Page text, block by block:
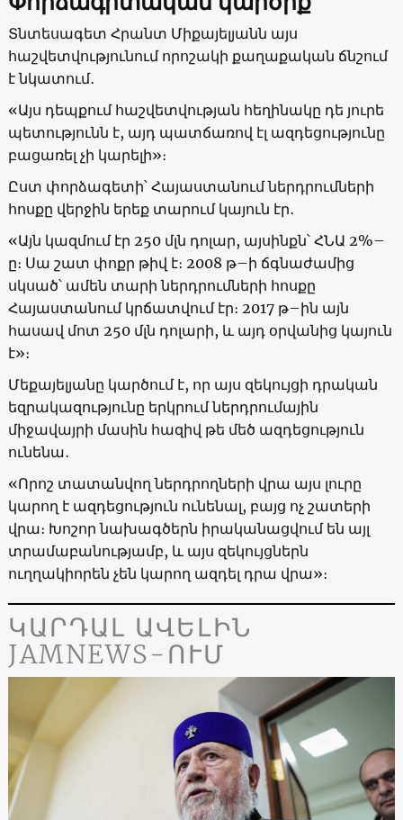
Տնտեսագետ Հրանտ Միքայելյանն այս
հաշվետվությունում որոշակի քաղաքական ճնշում
է նկատում․
«Այս դեպքում հաշվետվության հեղինակը դե յուրե
պետությունն է, այդ պատճառով էլ ազդեցությունը
բացառել չի կարելի»։
Ըստ փորձագետի՝ Հայաստանում ներդրումների
հոսքը վերջին երեք տարում կայուն էր․
«Այն կազմում էր 250 մլն դոլար, այսինքն՝ ՀՆԱ 2%–
ը։ Սա շատ փոքր թիվ է։ 2008 թ–ի ճգնաժամից
սկսած՝ ամեն տարի ներդրումների հոսքը
Հայաստանում կրճատվում էր։ 2017 թ–ին այն
հասավ մոտ 250 մլն դոլարի, և այդ օրվանից կայուն
է»։
Մեքայելյանը կարծում է, որ այս զեկույցի դրական
եզրակազությունը երկրում ներդրումային
միջավայրի մասին հազիվ թե մեծ ազդեցություն
ունենա․
«Որոշ տատանվող ներդրողների վրա այս լուրը
կարող է ազդեցություն ունենալ, բայց ոչ շատերի
վրա։ Խոշոր նախագծերն իրականացվում են այլ
տրամաբանությամբ, և այս զեկույցներն
ուղղակիորեն չեն կարող ազդել դրա վրա»։
ԿԱՐԴԱԼ ԱՎԵԼԻՆ
JAMNEWS-ՈՒՄ